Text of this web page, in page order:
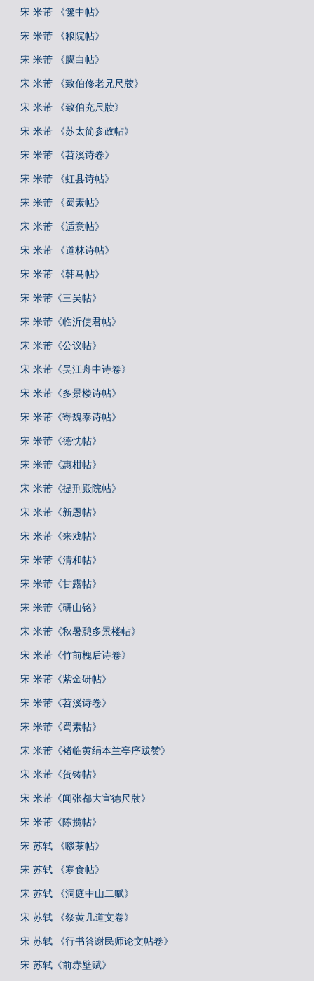
宋 米芾 《箧中帖》
宋 米芾 《粮院帖》
宋 米芾 《臈白帖》
宋 米芾 《致伯修老兄尺牍》
宋 米芾 《致伯充尺牍》
宋 米芾 《苏太简参政帖》
宋 米芾 《苕溪诗卷》
宋 米芾 《虹县诗帖》
宋 米芾 《蜀素帖》
宋 米芾 《适意帖》
宋 米芾 《道林诗帖》
宋 米芾 《韩马帖》
宋 米芾《三吴帖》
宋 米芾《临沂使君帖》
宋 米芾《公议帖》
宋 米芾《吴江舟中诗卷》
宋 米芾《多景楼诗帖》
宋 米芾《寄魏泰诗帖》
宋 米芾《德忱帖》
宋 米芾《惠柑帖》
宋 米芾《提刑殿院帖》
宋 米芾《新恩帖》
宋 米芾《来戏帖》
宋 米芾《清和帖》
宋 米芾《甘露帖》
宋 米芾《研山铭》
宋 米芾《秋暑憩多景楼帖》
宋 米芾《竹前槐后诗卷》
宋 米芾《紫金研帖》
宋 米芾《苕溪诗卷》
宋 米芾《蜀素帖》
宋 米芾《褚临黄绢本兰亭序跋赞》
宋 米芾《贺铸帖》
宋 米芾《闻张都大宣德尺牍》
宋 米芾《陈揽帖》
宋 苏轼 《啜茶帖》
宋 苏轼 《寒食帖》
宋 苏轼 《洞庭中山二赋》
宋 苏轼 《祭黄几道文卷》
宋 苏轼 《行书答谢民师论文帖卷》
宋 苏轼《前赤壁赋》